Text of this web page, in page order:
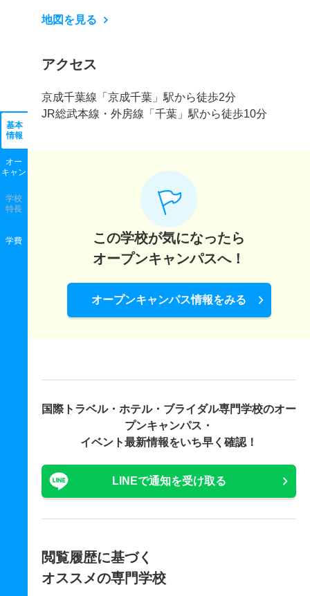
基本
情報
オー
キャン
学校
特長
学費
地図を見る
アクセス
京成千葉線「京成千葉」駅から徒歩2分
JR総武本線・外房線「千葉」駅から徒歩10分
この学校が気になったら
オープンキャンパスへ！
オープンキャンパス情報をみる
国際トラベル・ホテル・ブライダル専門学校のオー
プンキャンパス・
イベント最新情報をいち早く確認！
LINEで通知を受け取る
閲覧履歴に基づく
オススメの専門学校